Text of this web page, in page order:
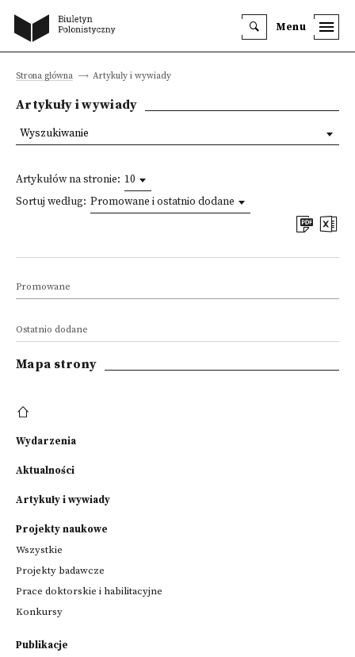
Menu
Strona główna Artykuły i wywiady
Artykuły i wywiady
Artykułów na stronie: 10
Sortuj według: Promowane i ostatnio dodane
Promowane
Ostatnio dodane
Wyszukiwanie
Mapa strony
Wydarzenia
Aktualności
Artykuły i wywiady
Projekty naukowe
Wszystkie
Projekty badawcze
Prace doktorskie i habilitacyjne
Konkursy
Publikacje